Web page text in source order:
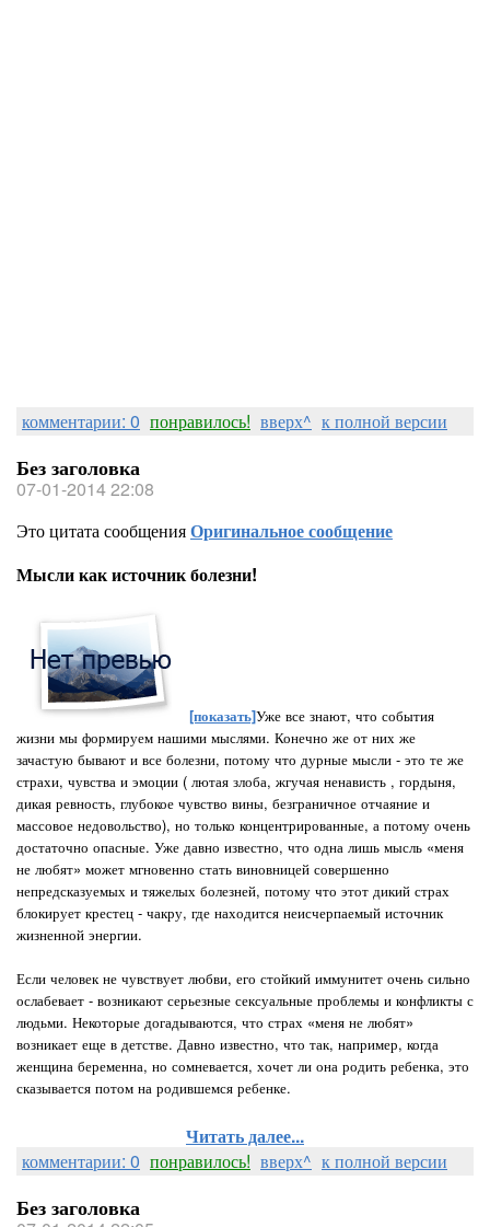
комментарии: 0 понравилось! вверх^ к полной версии
Без заголовка
07-01-2014 22:08
Это цитата сообщенияОригинальное сообщение
Мысли как источник болезни!
[показать]Уже все знают, что события
жизни мы формируем нашими мыслями. Конечно же от них же
зачастую бывают и все болезни, потому что дурные мысли - это те же
страхи, чувства и эмоции ( лютая злоба, жгучая ненависть , гордыня,
дикая ревность, глубокое чувство вины, безграничное отчаяние и
массовое недовольство), но только концентрированные, а потому очень
достаточно опасные. Уже давно известно, что одна лишь мысль «меня
не любят» может мгновенно стать виновницей совершенно
непредсказуемых и тяжелых болезней, потому что этот дикий страх
блокирует крестец - чакру, где находится неисчерпаемый источник
жизненной энергии.
Если человек не чувствует любви, его стойкий иммунитет очень сильно
ослабевает - возникают серьезные сексуальные проблемы и конфликты с
людьми. Некоторые догадываются, что страх «меня не любят»
возникает еще в детстве. Давно известно, что так, например, когда
женщина беременна, но сомневается, хочет ли она родить ребенка, это
сказывается потом на родившемся ребенке.
Читать далее...
комментарии: 0 понравилось! вверх^ к полной версии
Без заголовка